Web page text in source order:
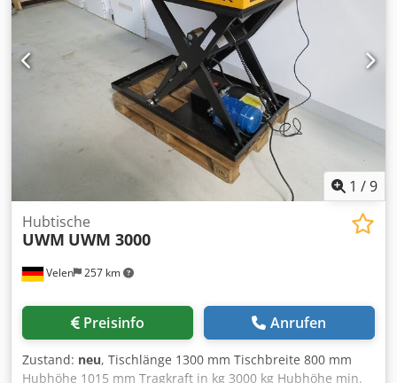
1 /9
Velen 257 km
Hubtische
UWM UWM 3000
Preisinfo Anrufen
Zustand: neu, Tischlänge 1300 mm Tischbreite 800 mm
Hubhöhe 1015 mm Tragkraft in kg 3000 kg Hubhöhe min.